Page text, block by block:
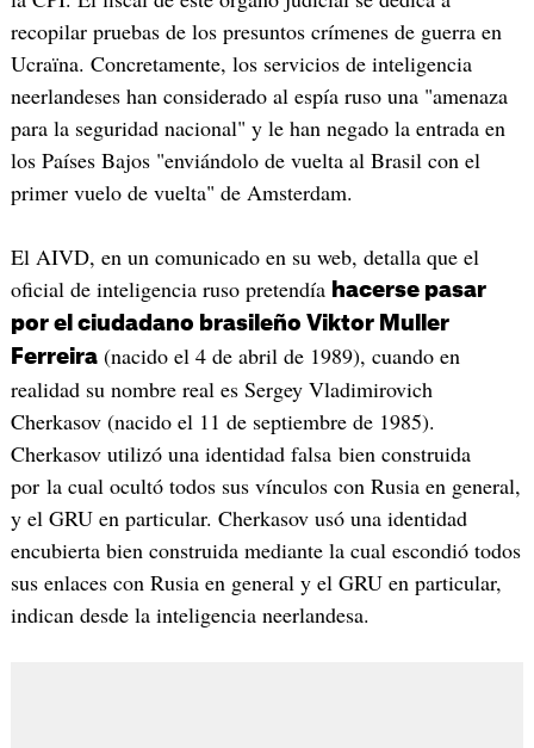
recopilar pruebas de los presuntos crímenes de guerra en
Ucraïna. Concretamente, los servicios de inteligencia
neerlandeses han considerado al espía ruso una "amenaza
para la seguridad nacional" y le han negado la entrada en
los Países Bajos "enviándolo de vuelta al Brasil con el
primer vuelo de vuelta" de Amsterdam.
El AIVD, en un comunicado en su web, detalla que el
oficial de inteligencia ruso pretendía hacerse pasar
por el ciudadano brasileño Viktor Muller
Ferreira(nacido el 4 de abril de 1989), cuando en
realidad su nombre real es Sergey Vladimirovich
Cherkasov (nacido el 11 de septiembre de 1985).
Cherkasov utilizó una identidad falsa bien construida
por la cual ocultó todos sus vínculos con Rusia en general,
y el GRU en particular. Cherkasov usó una identidad
encubierta bien construida mediante la cual escondió todos
sus enlaces con Rusia en general y el GRU en particular,
indican desde la inteligencia neerlandesa.